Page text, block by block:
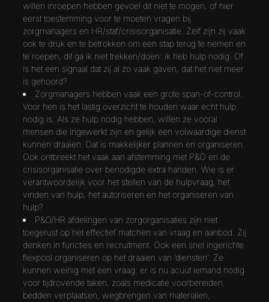
willen inroepen hebben gevoel dit niet te mogen, of hier
eerst toestemming voor te moeten vragen bij
zorgmanagers en HR/staf/crisisorganisatie. Zelf zijn zij vaak
ook te druk en te betrokken om een stap terug te nemen en
te roepen, dit ga ik niet trekken/doen: ik heb hulp nodig. Of
is het een signaal dat zij al zo vaak gaven, dat het niet meer
is gehoord?
Zorgmanagers hebben vaak een grote span-of-control.
Voor hen is het lastig overzicht te houden waar echt hulp
nodig is. Als ze hulp nodig hebben, willen ze vooral
mensen die ingewerkt zijn en gelijk een volwaardige dienst
kunnen draaien. Dat is makkelijker plannen en organiseren.
Ook ontbreekt het vaak aan afstemming met P&O en de
crisisorganisatie over benodigde extra handen. Wie is er
verantwoordelijk voor het stellen van de hulpvraag, het
vinden van hulp, het autoriseren en het organiseren van
hulp?
P&O/HR afdelingen van zorgorganisaties zijn niet
toegerust op het effectief matchen van vraag en aanbod. Zij
denken in functies en recruitment. Ook een snel ingerichte
flexpool organiseren op het draaien van ‘diensten’. Ze
kunnen weinig met een vraag: er is nu acuut iemand nodig
voor tijdrovende taken, zoals medicatie voorbereiden,
bedden verplaatsen, wegbrengen van materialen,